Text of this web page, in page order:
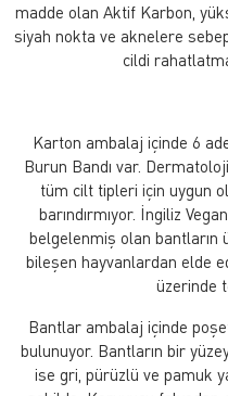
madde olan Aktif Karbon,
siyah nokta ve aknelere
cildi
Karton ambalaj içinde 6
Burun Bandı var.
tüm cilt tipleri için uygun
barındırmıyor. İngiliz
belgelenmiş olan bantların
bileşen hayvanlardan elde
üzerinde
Bantlar ambalaj içinde
bulunuyor. Bantların bir
ise gri, pürüzlü ve pamuk